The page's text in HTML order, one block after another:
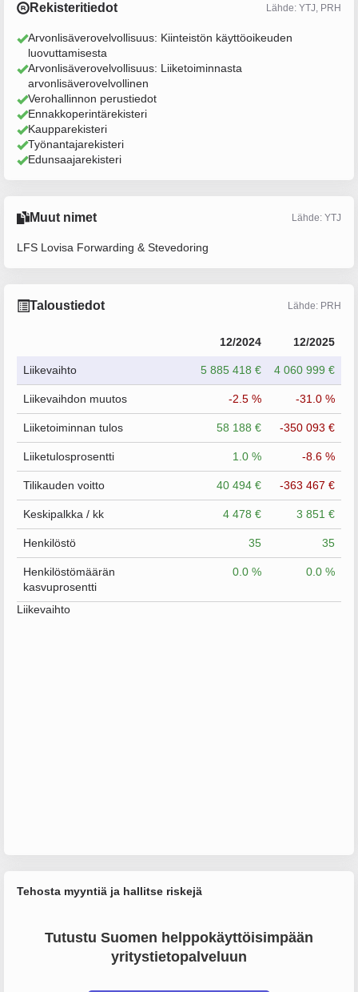
Rekisteritiedot Lähde: YTJ, PRH
Arvonlisäverovelvollisuus: Kiinteistön käyttöoikeuden
luovuttamisesta
Arvonlisäverovelvollisuus: Liiketoiminnasta
arvonlisäverovelvollinen
Verohallinnon perustiedot
Ennakkoperintärekisteri
Kaupparekisteri
Työnantajarekisteri
Edunsaajarekisteri
Muut nimet Lähde: YTJ
LFS Lovisa Forwarding & Stevedoring
Taloustiedot Lähde: PRH
12/2024 12/2025
Liikevaihto 5 885 418 € 4 060 999 €
Liikevaihdon muutos -2.5 % -31.0 %
Liiketoiminnan tulos 58 188 € -350 093 €
Liiketulosprosentti 1.0 % -8.6 %
Tilikauden voitto 40 494 € -363 467 €
Keskipalkka / kk 4 478 € 3 851 €
Henkilöstö 35 35
Henkilöstömäärän
kasvuprosentti
0.0 % 0.0 %
Liikevaihto
Tehosta myyntiä ja hallitse riskejä
Tutustu Suomen helppokäyttöisimpään
yritystietopalveluun